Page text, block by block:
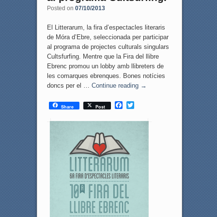
Posted on 07/10/2013
El Litterarum, la fira d’espectacles literaris
de Móra d’Ebre, seleccionada per participar
al programa de projectes culturals singulars
Cultsfurfing. Mentre que la Fira del llibre
Ebrenc promou un lobby amb llibreters de
les comarques ebrenques. Bones notícies
doncs per el … Continue reading →
Share Post
F
c
o
o
k
T
i